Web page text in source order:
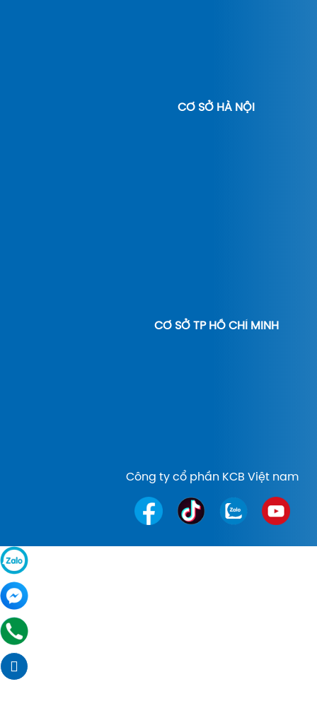
CƠ SỞ HÀ NỘI
CƠ SỞ TP HỒ CHÍ MINH
Công ty cổ phần KCB Việt nam